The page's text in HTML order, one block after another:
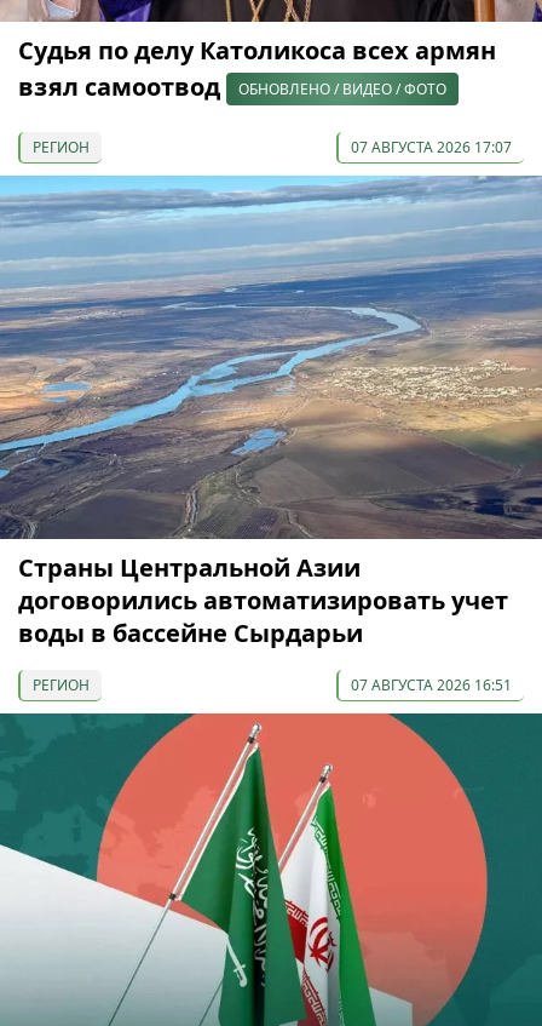
Судья по делу Католикоса всех армян
взял самоотвод
ОБНОВЛЕНО / ВИДЕО / ФОТО
РЕГИОН 07 АВГУСТА 2026 17:07
Страны Центральной Азии
договорились автоматизировать учет
воды в бассейне Сырдарьи
РЕГИОН 07 АВГУСТА 2026 16:51